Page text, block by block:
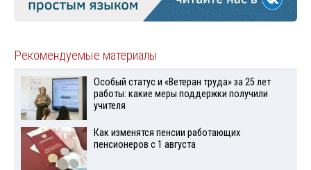
Рекомендуемые материалы
Особый статус и «Ветеран труда» за 25 лет
работы: какие меры поддержки получили
учителя
Как изменятся пенсии работающих
пенсионеров с 1 августа